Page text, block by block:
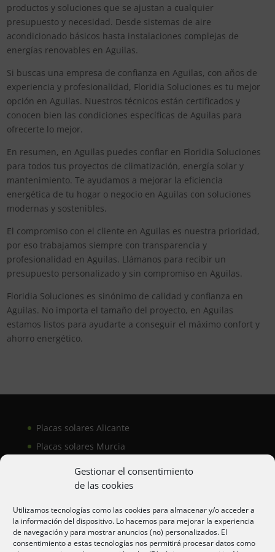
Gestionar el consentimiento
de las cookies
Utilizamos tecnologías como las cookies para almacenar y/o acceder a
la información del dispositivo. Lo hacemos para mejorar la experiencia
de navegación y para mostrar anuncios (no) personalizados. El
consentimiento a estas tecnologías nos permitirá procesar datos como
productos y soluciones que se ajustan a cualquier
presupuesto y necesidad. Desde sistemas de aire
acondicionado básicos hasta instalaciones complejas de
energías renovables en Aguilas.
Si buscas una empresa de confianza en Aguilas, con años de
experiencia y profesionalidad, Floridia Soluciones es tu mejor
opción en Aguilas. Nuestros técnicos están certificados y
conocen bien las condiciones específicas de Aguilas para
ofrecerte lo mejor.
En resumen, en Aguilas puedes confiar en Floridia Soluciones
para todos tus proyectos de climatización, energía solar y
mantenimiento. Te ayudamos a mejorar la eficiencia
energética de tu hogar o negocio en Aguilas con soluciones
modernas y sostenibles.
El compromiso con el cliente en Aguilas es nuestra prioridad,
por eso trabajamos siempre con transparencia y
profesionalidad en Aguilas. Llámanos para recibir un
presupuesto personalizado y sin compromiso en Aguilas.
Floridia Soluciones es sinónimo de calidad y confianza en
Aguilas. No importa el tamaño del proyecto, en Aguilas
estamos listos para ayudarte a conseguir el máximo confort y
ahorro energético.
Placas solares Alicante
Placas solares Murcia
Aire acondicionado Alicante
Aire acondicionador Murcia
Aire acondicionado San Juan